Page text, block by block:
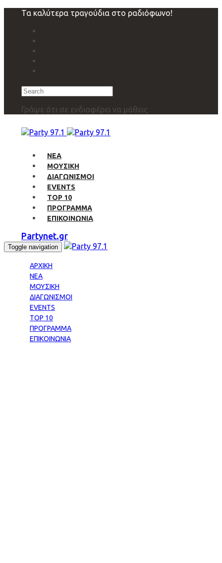
navigation
Τα καλύτερα τραγούδια στο ραδιόφωνο!
Search
Γράψε ότι σε ενδιαφέρει να μάθεις
ΝΕΑ
ΜΟΥΣΙΚΗ
ΔΙΑΓΩΝΙΣΜΟΙ
EVENTS
TOP 10
ΠΡΟΓΡΑΜΜΑ
ΕΠΙΚΟΙΝΩΝΙΑ
Partynet.gr
Toggle navigation
ΑΡΧΙΚΗ
ΝΕΑ
ΜΟΥΣΙΚΗ
ΔΙΑΓΩΝΙΣΜΟΙ
EVENTS
TOP 10
ΠΡΟΓΡΑΜΜΑ
ΕΠΙΚΟΙΝΩΝΙΑ